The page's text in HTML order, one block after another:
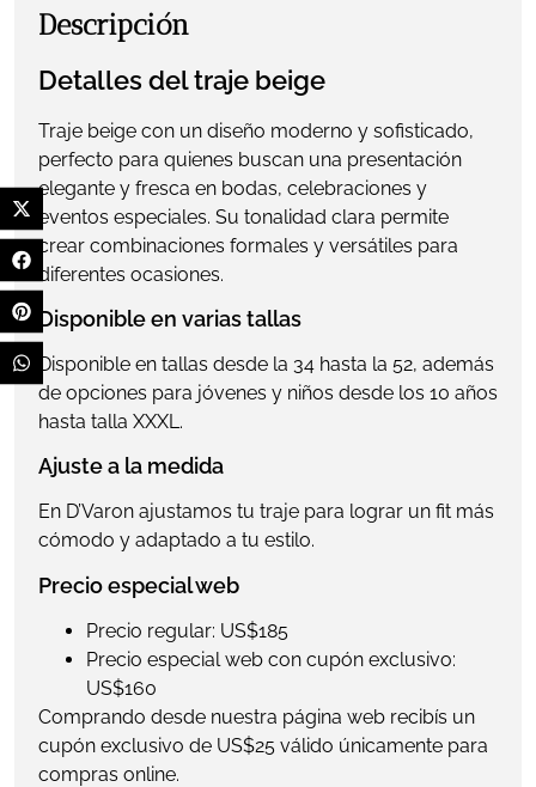
Descripción
Detalles del traje beige
Traje beige con un diseño moderno y sofisticado,
perfecto para quienes buscan una presentación
elegante y fresca en bodas, celebraciones y
eventos especiales. Su tonalidad clara permite
crear combinaciones formales y versátiles para
diferentes ocasiones.
Disponible en varias tallas
Disponible en tallas desde la 34 hasta la 52, además
de opciones para jóvenes y niños desde los 10 años
hasta talla XXXL.
Ajuste a la medida
En D’Varon ajustamos tu traje para lograr un fit más
cómodo y adaptado a tu estilo.
Precio especial web
Precio regular: US$185
Precio especial web con cupón exclusivo:
US$160
Comprando desde nuestra página web recibís un
cupón exclusivo de US$25 válido únicamente para
compras online.